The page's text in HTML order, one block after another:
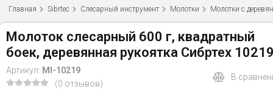
Главная Sibrtec Слесарный инструмент Молотки Молотки с
Молоток слесарный 600 г, квадратный
боек, деревянная рукоятка Сибртех
Артикул: MI-10219
(0 отзывов)
В